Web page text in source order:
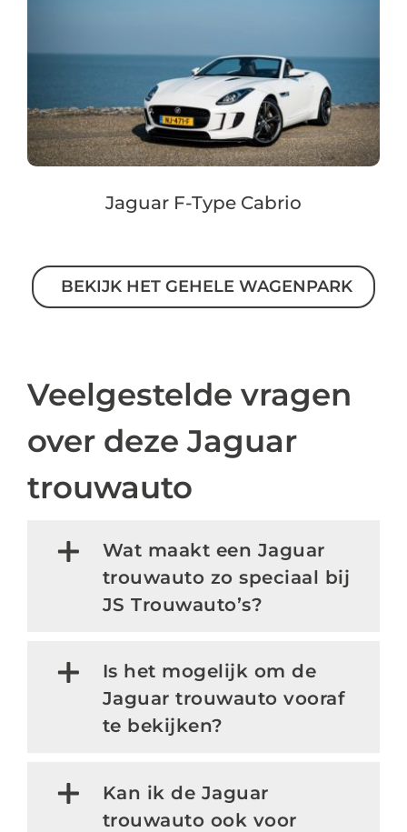
Jaguar F-Type Cabrio
BEKIJK HET GEHELE WAGENPARK
Veelgestelde vragen
over deze Jaguar
trouwauto
Wat maakt een Jaguar
trouwauto zo speciaal bij
JS Trouwauto’s?
Is het mogelijk om de
Jaguar trouwauto vooraf
te bekijken?
Kan ik de Jaguar
trouwauto ook voor